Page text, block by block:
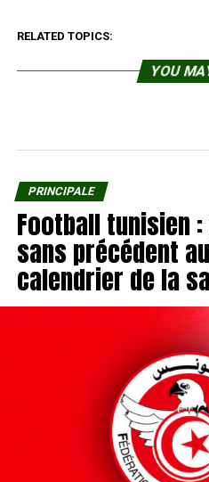
RELATED TOPICS:
YOU
PRINCIPALE
Football tunisien
sans précédent
calendrier de la